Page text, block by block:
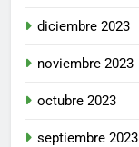
diciembre 2023
noviembre 2023
octubre 2023
septiembre 2023